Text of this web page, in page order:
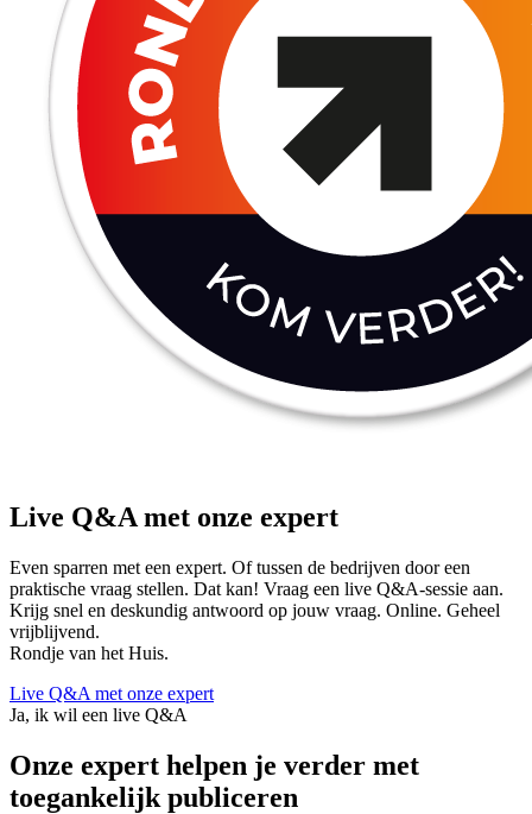
Live Q&A met onze expert
Even sparren met een expert. Of tussen de bedrijven door een
praktische vraag stellen. Dat kan! Vraag een live Q&A-sessie aan.
Krijg snel en deskundig antwoord op jouw vraag. Online. Geheel
vrijblijvend.
Rondje van het Huis.
Live Q&A met onze expert
Ja, ik wil een live Q&A
Onze expert helpen je verder met
toegankelijk publiceren